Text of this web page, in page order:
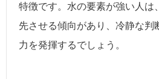
特徴です。水の要素が強い人は
先させる傾向があり、冷静な判
力を発揮するでしょう。